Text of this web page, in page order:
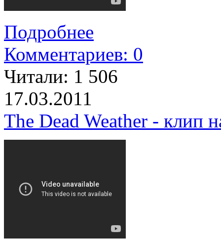
Подробнее
Комментариев: 0
Читали: 1 506
17.03.2011
The Dead Weather -